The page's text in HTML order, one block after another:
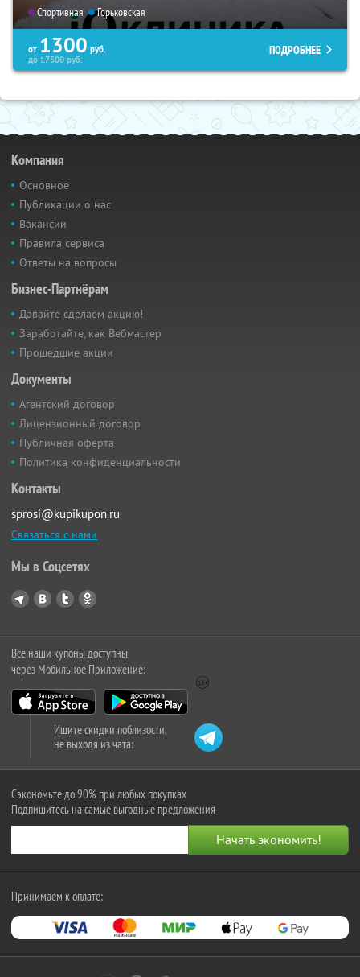
Спортивная Горьковская
от 1300 руб.
до17500руб.
ПОДРОБНЕЕ
Компания
Основное
Публикации о нас
Вакансии
Правила сервиса
Ответы на вопросы
Бизнес-Партнёрам
Давайте сделаем акцию!
Заработайте, как Вебмастер
Прошедшие акции
Документы
Агентский договор
Лицензионный договор
Публичная оферта
Политика конфиденциальности
Контакты
sprosi@kupikupon.ru
Связаться с нами
Мы в Соцсетях
Все наши купоны доступны
через Мобильное Приложение:
Ищите скидки поблизости,
не выходя из чата:
Сэкономьте до 90% при любых покупках
Подпишитесь на самые выгодные предложения
Принимаем к оплате: